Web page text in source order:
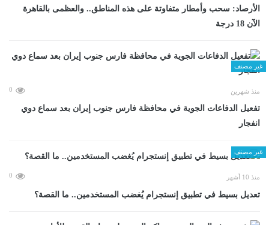
الأرصاد: سحب وأمطار متفاوتة على هذه المناطق.. والعظمى بالقاهرة
الآن 18 درجة
غير مصنف
منذ شهرين 0
تفعيل الدفاعات الجوية في محافظة فارس جنوب إيران بعد سماع دوي
انفجار
غير مصنف
منذ 10 أشهر 0
تعديل بسيط في تطبيق إنستجرام يُغضب المستخدمين.. ما القصة؟